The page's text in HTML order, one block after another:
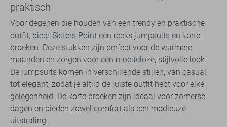
praktisch
Voor degenen die houden van een trendy en praktische
outfit, biedt Sisters Point een reeks jumpsuits en korte
broeken. Deze stukken zijn perfect voor de warmere
maanden en zorgen voor een moeiteloze, stijlvolle look.
De jumpsuits komen in verschillende stijlen, van casual
tot elegant, zodat je altijd de juiste outfit hebt voor elke
gelegenheid. De korte broeken zijn ideaal voor zomerse
dagen en bieden zowel comfort als een modieuze
uitstraling.